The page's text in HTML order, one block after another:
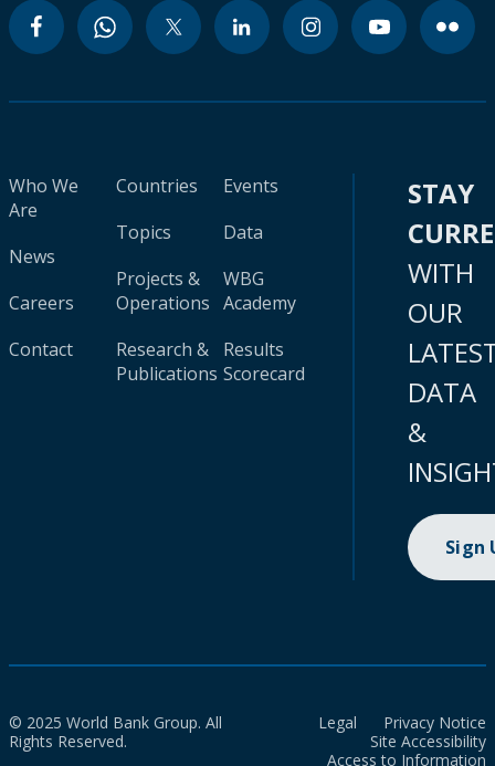
Who We
Are
News
Careers
Contact
Countries
Topics
Projects &
Operations
Research &
Publications
Events
Data
WBG
Academy
Results
Scorecard
STAY
WITH
OUR
DATA
&
Sign
© 2025 World Bank Group. All
Rights Reserved.
Legal
Privacy Notice
Site Accessibility
Access to Information